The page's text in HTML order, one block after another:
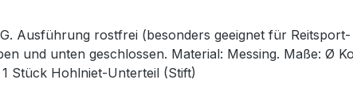
Ausführung rostfrei (besonders geeignet für
und unten geschlossen. Material: Messing. Maße: Ø
Stück Hohlniet-Unterteil (Stift)